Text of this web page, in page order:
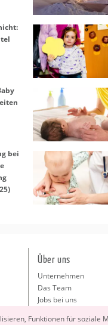
bei
Funk­tio­nen für
Über uns
Unternehmen
Das Team
Jobs bei uns